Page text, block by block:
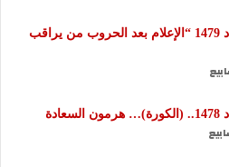
كلمة العدد 1479 “الإعلام بعد الحروب من يراقب